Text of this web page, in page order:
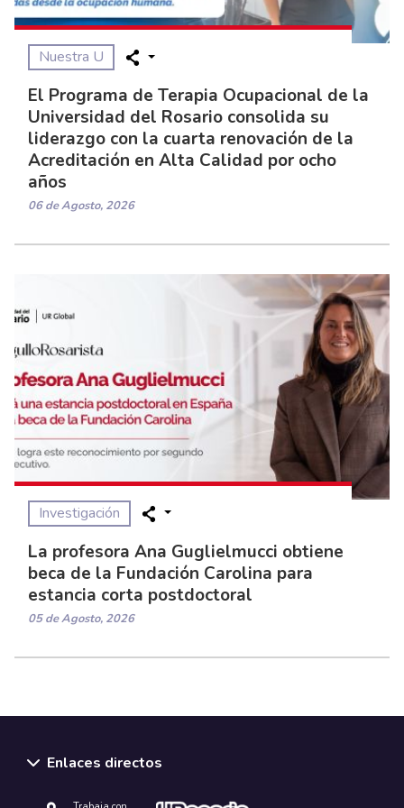
Nuestra U
El Programa de Terapia Ocupacional de la
Universidad del Rosario consolida su
liderazgo con la cuarta renovación de la
Acreditación en Alta Calidad por ocho
años
06 de Agosto, 2026
Investigación
La profesora Ana Guglielmucci obtiene
beca de la Fundación Carolina para
estancia corta postdoctoral
05 de Agosto, 2026
Enlaces directos